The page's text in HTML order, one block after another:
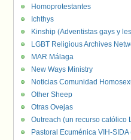
Homoprotestantes
Ichthys
Kinship (Adventistas gays y
LGBT Religious Archives
MAR Málaga
New Ways Ministry
Noticias Comunidad
Other Sheep
Otras Ovejas
Outreach (un recurso católico
Pastoral Ecuménica VIH-